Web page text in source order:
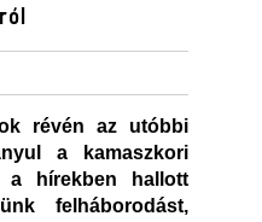
révén az utóbbi
a kamaszkori
a hírekben hallott
felháborodást,